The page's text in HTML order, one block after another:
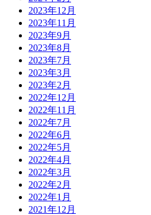
2023年12月
2023年11月
2023年9月
2023年8月
2023年7月
2023年3月
2023年2月
2022年12月
2022年11月
2022年7月
2022年6月
2022年5月
2022年4月
2022年3月
2022年2月
2022年1月
2021年12月